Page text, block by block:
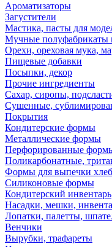
Ароматизаторы
Загустители
Мастика, пасты для
Мучные полуфабрикаты
Орехи, ореховая мука,
Пищевые добавки
Посыпки, декор
Прочие ингредиенты
Сахар, сиропы,
Сушенные,
Покрытия
Кондитерские формы
Металлические формы
Перфорированные
Поликарбонатные,
Формы для выпечки
Силиконовые формы
Кондитерский инвентарь
Насадки, мешки,
Лопатки, палетты,
Венчики
Вырубки, трафареты